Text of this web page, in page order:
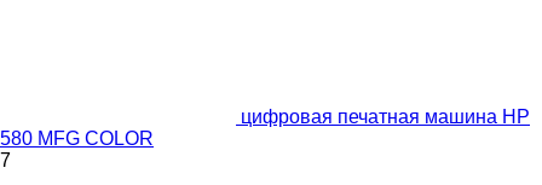
цифровая печатная машина HP
580 MFG COLOR
7